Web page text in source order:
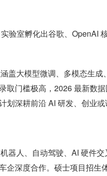
验室孵化出谷歌、OpenAI
盖大模型微调、多模态生
取门槛极高，2026 最新数
深耕前沿 AI 研发、创业或
器人、自动驾驶、AI 硬件
企深度合作。硕士项目招